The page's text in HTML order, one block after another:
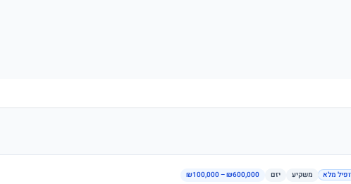
מלא משקיע יזם ₪100,000 – ₪600,000